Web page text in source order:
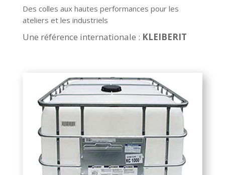
Des colles aux hautes performances pour les
ateliers et les industriels
Une référence internationale : KLEIBERIT